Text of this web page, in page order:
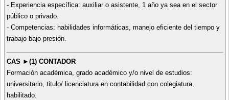
- Experiencia específica: auxiliar o asistente, 1 año ya sea en el sector
público o privado.
- Competencias: habilidades informáticas, manejo eficiente del tiempo y
trabajo bajo presión.
CAS ►(1) CONTADOR
Formación académica, grado académico y/o nivel de estudios:
universitario, titulo/ licenciatura en contabilidad con colegiatura,
habilitado.